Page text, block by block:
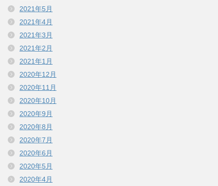
2021年5月
2021年4月
2021年3月
2021年2月
2021年1月
2020年12月
2020年11月
2020年10月
2020年9月
2020年8月
2020年7月
2020年6月
2020年5月
2020年4月